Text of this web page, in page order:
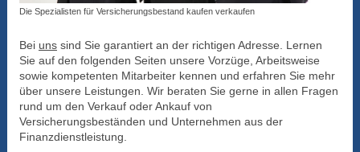
Die Spezialisten für Versicherungsbestand kaufen verkaufen
Bei unssind Sie garantiert an der richtigen Adresse. Lernen
Sie auf den folgenden Seiten unsere Vorzüge, Arbeitsweise
sowie kompetenten Mitarbeiter kennen und erfahren Sie mehr
über unsere Leistungen. Wir beraten Sie gerne in allen Fragen
rund um den Verkauf oder Ankauf von
Versicherungsbeständen und Unternehmen aus der
Finanzdienstleistung.